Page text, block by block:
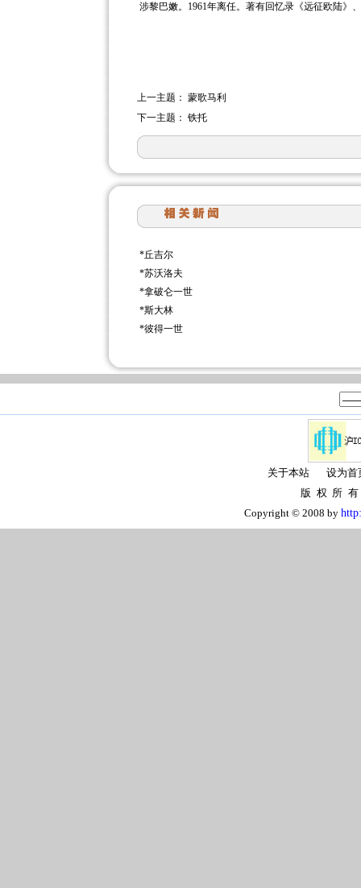
涉黎巴嫩。1961年离任。著有回忆录《远征欧陆》
上一主题： 蒙歌马利
下一主题： 铁托
*丘吉尔
*苏沃洛夫
*拿破仑一世
*斯大林
*彼得一世